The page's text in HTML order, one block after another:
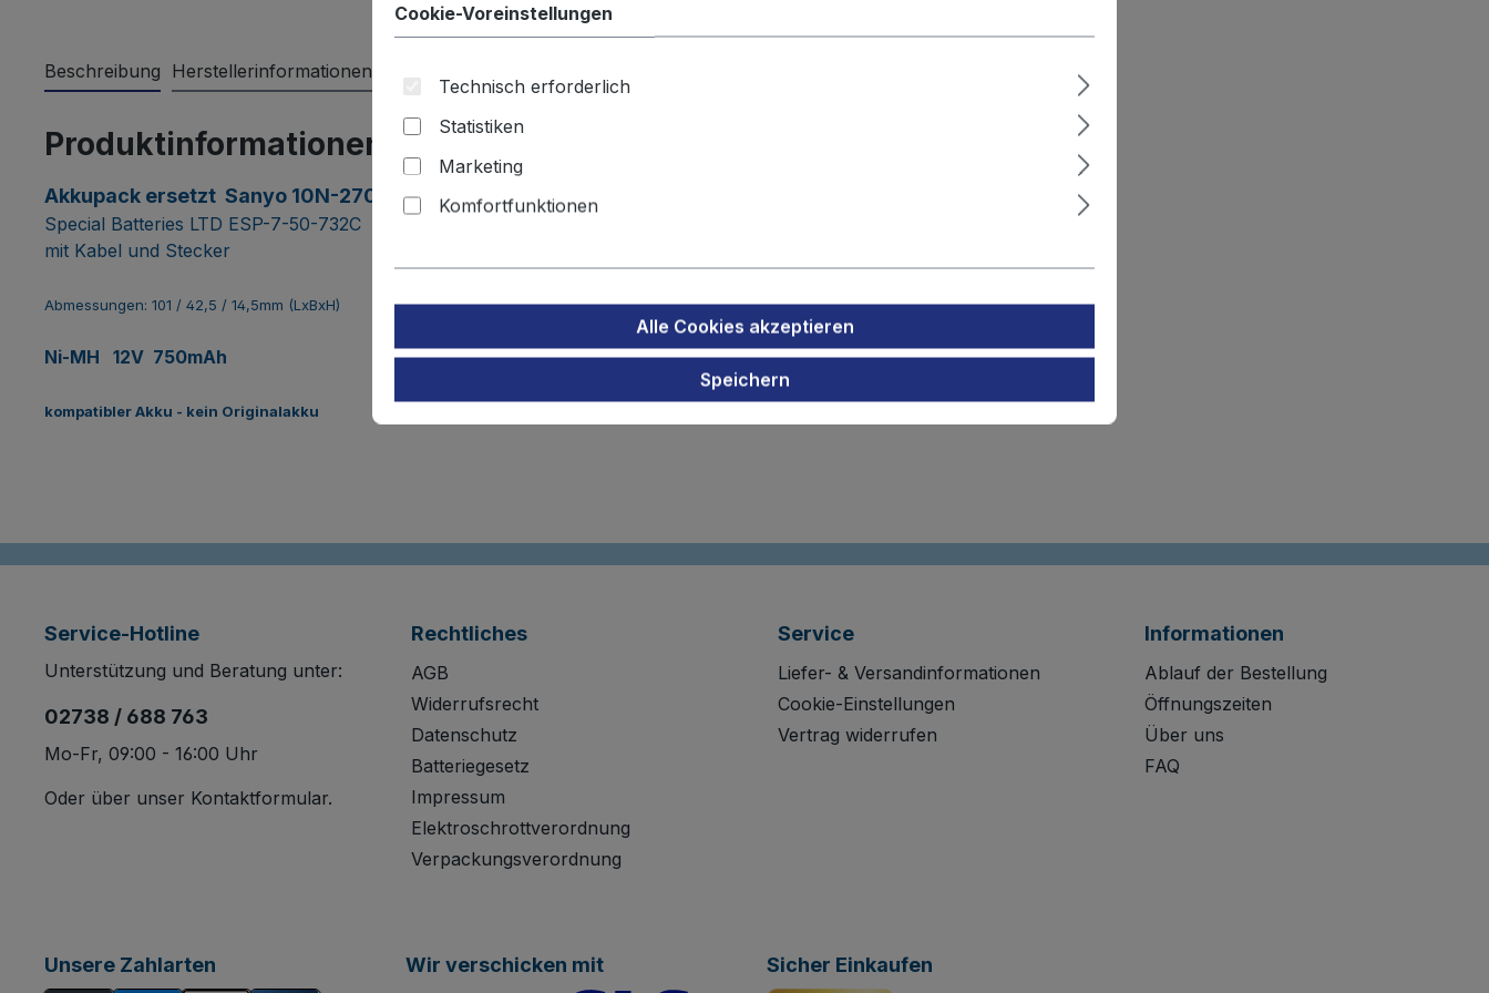
Beschreibung Herstellerinformationen
Produktinformationen "Akkupack ersetzt Sanyo 10N-270AA"
Akkupack ersetzt Sanyo 10N-270AA
Special Batteries LTD ESP-7-50-732C
mit Kabel und Stecker
Abmessungen: 101 / 42,5 / 14,5mm (LxBxH)
Ni-MH 12V 750mAh
kompatibler Akku - kein Originalakku
Service-Hotline
Unterstützung und Beratung unter:
02738 / 688 763
Mo-Fr, 09:00 - 16:00 Uhr
Oder über unser Kontaktformular.
Rechtliches
AGB
Widerrufsrecht
Datenschutz
Batteriegesetz
Impressum
Elektroschrottverordnung
Verpackungsverordnung
Service
Liefer- & Versandinformationen
Cookie-Einstellungen
Vertrag widerrufen
Informationen
Ablauf der Bestellung
Öffnungszeiten
Über uns
FAQ
Unsere Zahlarten Wir verschicken mit Sicher Einkaufen
Cookie-Voreinstellungen
Technisch erforderlich
Statistiken
Marketing
Komfortfunktionen
Alle Cookies akzeptieren
Speichern